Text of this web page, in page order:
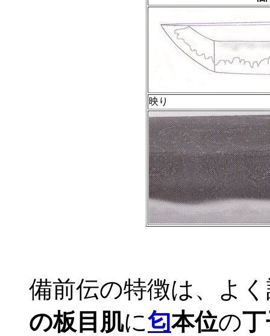
映り
備前伝の特徴は、よ
の板目肌に匂本位の